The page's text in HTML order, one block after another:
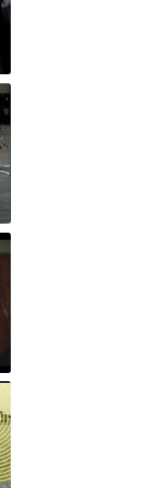
Cuerpo lumínico, fisiogramas corporales